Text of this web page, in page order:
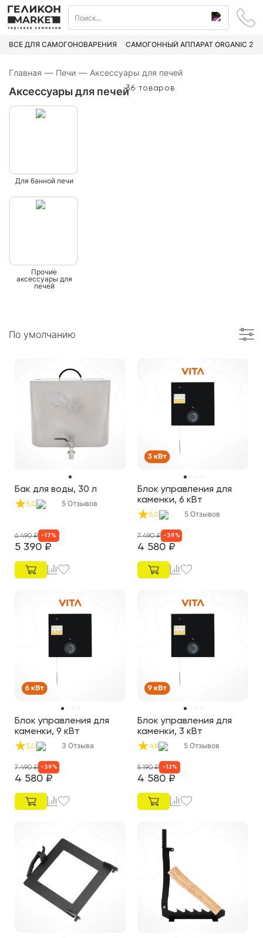
ВСЁ ДЛЯ САМОГОНОВАРЕНИЯ САМОГОННЫЙ АППАРАТ ORGANIC 2
Главная — Печи — Аксессуары для печей
Аксессуары для печей36 товаров
Для банной печи
Прочие
аксессуары для
печей
По умолчанию
Бак для воды, 30 л
5,0 5 Отзывов
5 390 ₽
6 490₽ -17 %
Блок управления для
каменки, 6 кВт
5,0 5 Отзывов
4 580 ₽
7 490₽ - 39 %
Блок управления для
каменки, 9 кВт
5,0 3 Отзыва
4 580 ₽
7 490₽ - 39 %
Блок управления для
каменки, 3 кВт
4,8 5 Отзывов
4 580 ₽
5 190₽ -12 %